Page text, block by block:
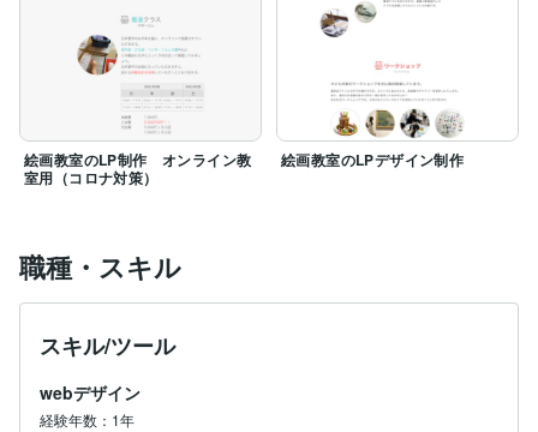
絵画教室のLP制作 オンライン教
室用（コロナ対策）
絵画教室のLPデザイン制作
職種・スキル
スキル/ツール
webデザイン
経験年数：1年